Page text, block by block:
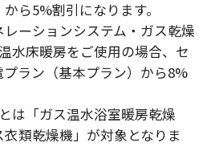
ら5%割引になります。
ーションシステム・ガス乾燥
水床暖房をご使用の場合、セ
プラン（基本プラン）から8%
「ガス温水浴室暖房乾燥
類乾燥機」が対象となりま